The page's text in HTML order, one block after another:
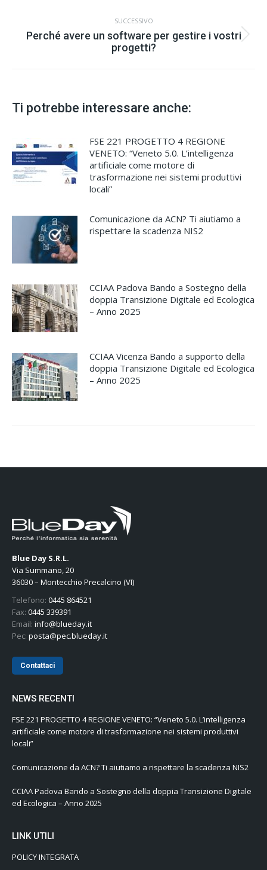
dell'anteprima:
SUCCESSIVO
Numero
di
Perché avere un software per gestire i vostri
progetti?
Ti potrebbe interessare anche:
FSE 221 PROGETTO 4 REGIONE
VENETO: “Veneto 5.0. L’intelligenza
artificiale come motore di
trasformazione nei sistemi produttivi
locali”
Comunicazione da ACN? Ti aiutiamo a
rispettare la scadenza NIS2
CCIAA Padova Bando a Sostegno della
doppia Transizione Digitale ed Ecologica
– Anno 2025
CCIAA Vicenza Bando a supporto della
doppia Transizione Digitale ed Ecologica
– Anno 2025
Blue Day S.R.L.
Via Summano, 20
36030 – Montecchio Precalcino (VI)
Telefono: 0445 864521
Fax: 0445 339391
Email: info@blueday.it
Pec: posta@pec.blueday.it
Contattaci
NEWS RECENTI
FSE 221 PROGETTO 4 REGIONE VENETO: “Veneto 5.0. L’intelligenza
artificiale come motore di trasformazione nei sistemi produttivi
locali”
Comunicazione da ACN? Ti aiutiamo a rispettare la scadenza NIS2
CCIAA Padova Bando a Sostegno della doppia Transizione Digitale
ed Ecologica – Anno 2025
LINK UTILI
POLICY INTEGRATA